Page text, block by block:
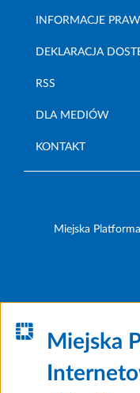
INFORMACJE
DEKLARACJA
RSS
DLA MEDIÓW
KONTAKT
Miejska
Miejska